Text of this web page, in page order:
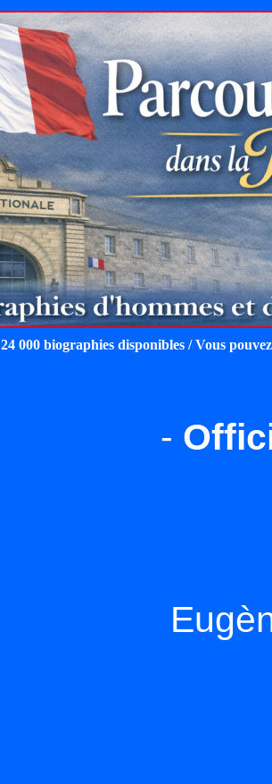
000 biographies disponibles / Vous
-